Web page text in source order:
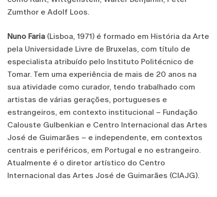
Zumthor e Adolf Loos.
Nuno Faria (Lisboa, 1971) é formado em História da Arte
pela Universidade Livre de Bruxelas, com título de
especialista atribuído pelo Instituto Politécnico de
Tomar. Tem uma experiência de mais de 20 anos na
sua atividade como curador, tendo trabalhado com
artistas de várias gerações, portugueses e
estrangeiros, em contexto institucional – Fundação
Calouste Gulbenkian e Centro Internacional das Artes
José de Guimarães – e independente, em contextos
centrais e periféricos, em Portugal e no estrangeiro.
Atualmente é o diretor artístico do Centro
Internacional das Artes José de Guimarães (CIAJG).